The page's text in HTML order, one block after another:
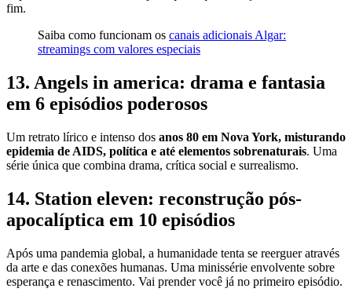
fim.
Saiba como funcionam os canais adicionais Algar:
streamings com valores especiais
13. Angels in america: drama e fantasia
em 6 episódios poderosos
Um retrato lírico e intenso dos anos 80 em Nova York, misturando
epidemia de AIDS, política e até elementos sobrenaturais. Uma
série única que combina drama, crítica social e surrealismo.
14. Station eleven: reconstrução pós-
apocalíptica em 10 episódios
Após uma pandemia global, a humanidade tenta se reerguer através
da arte e das conexões humanas. Uma minissérie envolvente sobre
esperança e renascimento. Vai prender você já no primeiro episódio.